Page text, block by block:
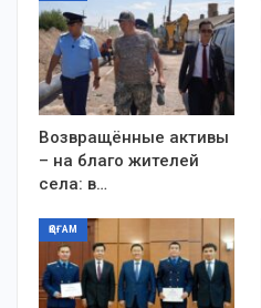
Возвращённые активы
– на благо жителей
села: в…
ҚОҒАМ